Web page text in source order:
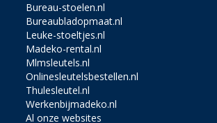
Bureau-stoelen.nl
Bureaubladopmaat.nl
Leuke-stoeltjes.nl
Madeko-rental.nl
Mlmsleutels.nl
Onlinesleutelsbestellen.nl
Thulesleutel.nl
Werkenbijmadeko.nl
Al onze websites